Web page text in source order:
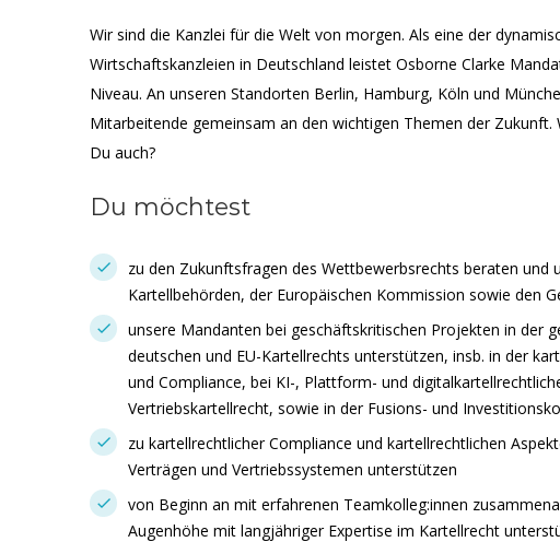
Wir sind die Kanzlei für die Welt von morgen. Als eine der
Wirtschaftskanzleien in Deutschland leistet Osborne Clarke
Niveau. An unseren Standorten Berlin, Hamburg, Köln und
Mitarbeitende gemeinsam an den wichtigen Themen der
Du auch?
Du möchtest
zu den Zukunftsfragen des Wettbewerbsrechts beraten und
Kartellbehörden, der Europäischen Kommission sowie den
unsere Mandanten bei geschäftskritischen Projekten in der
deutschen und EU-Kartellrechts unterstützen, insb. in der
und Compliance, bei KI-, Plattform- und
Vertriebskartellrecht, sowie in der Fusions- und
zu kartellrechtlicher Compliance und kartellrechtlichen
Verträgen und Vertriebssystemen unterstützen
von Beginn an mit erfahrenen Teamkolleg:innen
Augenhöhe mit langjähriger Expertise im Kartellrecht